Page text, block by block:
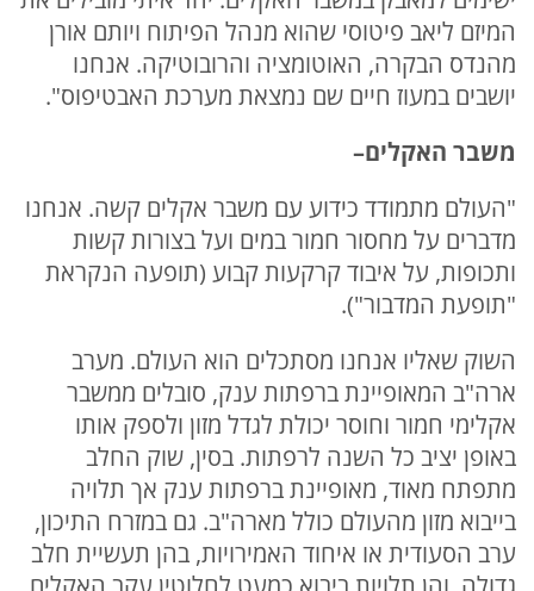
המיזם ליאב פיטוסי שהוא מנהל הפיתוח ויותם אורן
מהנדס הבקרה, האוטומציה והרובוטיקה. אנחנו
יושבים במעוז חיים שם נמצאת מערכת האבטיפוס".
משבר האקלים–
"העולם מתמודד כידוע עם משבר אקלים קשה. אנחנו
מדברים על מחסור חמור במים ועל בצורות קשות
ותכופות, על איבוד קרקעות קבוע (תופעה הנקראת
"תופעת המדבור").
השוק שאליו אנחנו מסתכלים הוא העולם. מערב
ארה"ב המאופיינת ברפתות ענק, סובלים ממשבר
אקלימי חמור וחוסר יכולת לגדל מזון ולספק אותו
באופן יציב כל השנה לרפתות. בסין, שוק החלב
מתפתח מאוד, מאופיינת ברפתות ענק אך תלויה
בייבוא מזון מהעולם כולל מארה"ב. גם במזרח התיכון,
ערב הסעודית או איחוד האמירויות, בהן תעשיית חלב